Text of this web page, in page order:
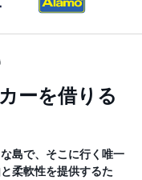
ーを借りる
島で、そこに行く唯一
柔軟性を提供するた